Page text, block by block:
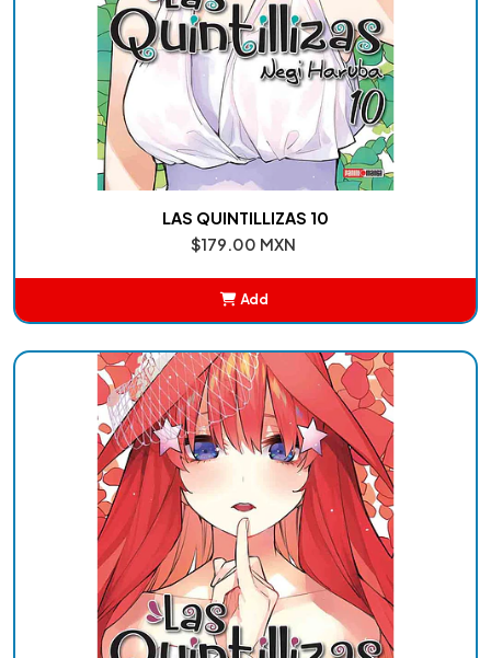
LAS QUINTILLIZAS 10
$179.00 MXN
Add